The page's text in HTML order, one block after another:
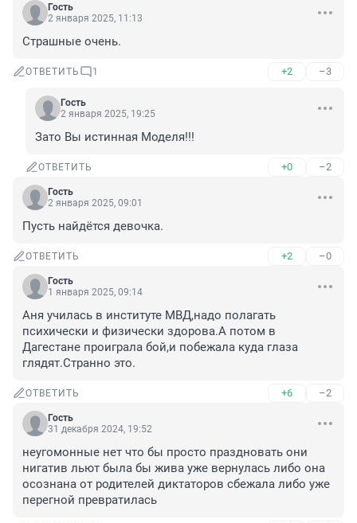
Гость
2 января 2025, 11:13
Страшные очень.
ОТВЕТИТЬ 1 +2 –3
Гость
2 января 2025, 19:25
Зато Вы истинная Моделя!!!
ОТВЕТИТЬ +0 –2
Гость
2 января 2025, 09:01
Пусть найдётся девочка.
ОТВЕТИТЬ +2 –0
Гость
1 января 2025, 09:14
Аня училась в институте МВД,надо полагать
психически и физически здорова.А потом в
Дагестане проиграла бой,и побежала куда глаза
глядят.Странно это.
ОТВЕТИТЬ +6 –2
Гость
31 декабря 2024, 19:52
неугомонные нет что бы просто праздновать они
нигатив льют была бы жива уже вернулась либо она
осознана от родителей диктаторов сбежала либо уже
перегной превратилась